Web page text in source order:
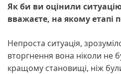
Як би ви оцінили
вважаєте, на якому етапі
Непроста ситуація,
вторгнення вона ніколи не
кращому становищі, ніж